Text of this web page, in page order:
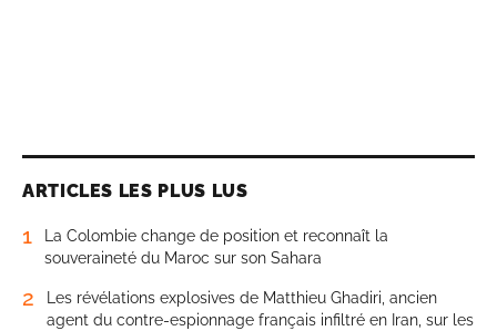
ARTICLES LES PLUS LUS
1
La Colombie change de position et reconnaît la
souveraineté du Maroc sur son Sahara
2
Les révélations explosives de Matthieu Ghadiri, ancien
agent du contre-espionnage français infiltré en Iran, sur les